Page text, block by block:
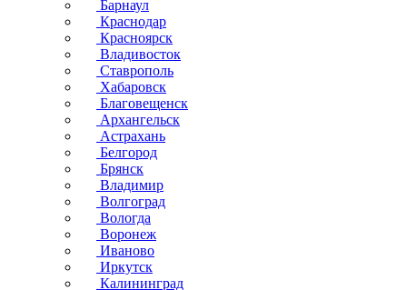
Барнаул
Краснодар
Красноярск
Владивосток
Ставрополь
Хабаровск
Благовещенск
Архангельск
Астрахань
Белгород
Брянск
Владимир
Волгоград
Вологда
Воронеж
Иваново
Иркутск
Калининград